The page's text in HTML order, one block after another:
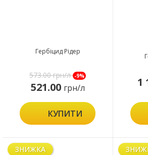
Гербіцид Рідер
573.00грн/л -9%
521.00 грн/л
КУПИТИ
1
ЗНИЖКА